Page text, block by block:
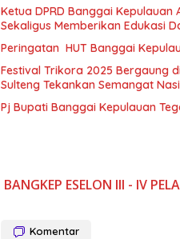
Ketua DPRD Banggai
Sekaligus Memberikan Edukasi
Peringatan HUT Banggai
Festival Trikora 2025 Bergaung
Sulteng Tekankan Semangat
Pj Bupati Banggai Kepulauan
BANGKEP ESELON III - IV
Komentar